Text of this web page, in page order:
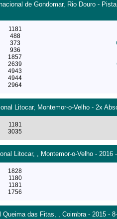
de Gondomar, Rio Douro -
1181
488
373
936
1857
2639
4943
4944
2964
Litocar, Montemor-o-Velho - 2x
1181
3035
Litocar, , Montemor-o-Velho -
1828
1180
1181
1756
Queima das Fitas, , Coimbra - 2015 -